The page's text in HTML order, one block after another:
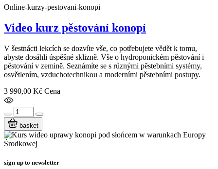
Online-kurzy-pestovani-konopi
Video kurz pěstování konopí
V šestnácti lekcích se dozvíte vše, co potřebujete vědět k tomu,
abyste dosáhli úspěšné sklizně. Vše o hydroponickém pěstování i
pěstování v zemině. Seznámíte se s různými pěstebními systémy,
osvětlením, vzduchotechnikou a moderními pěstebními postupy.
3 990,00 Kč Cena
basket
sign up to newsletter